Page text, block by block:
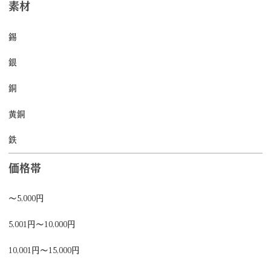
素材
錫
銀
銅
黄銅
鉄
価格帯
～5,000円
5,001円～10,000円
10,001円～15,000円